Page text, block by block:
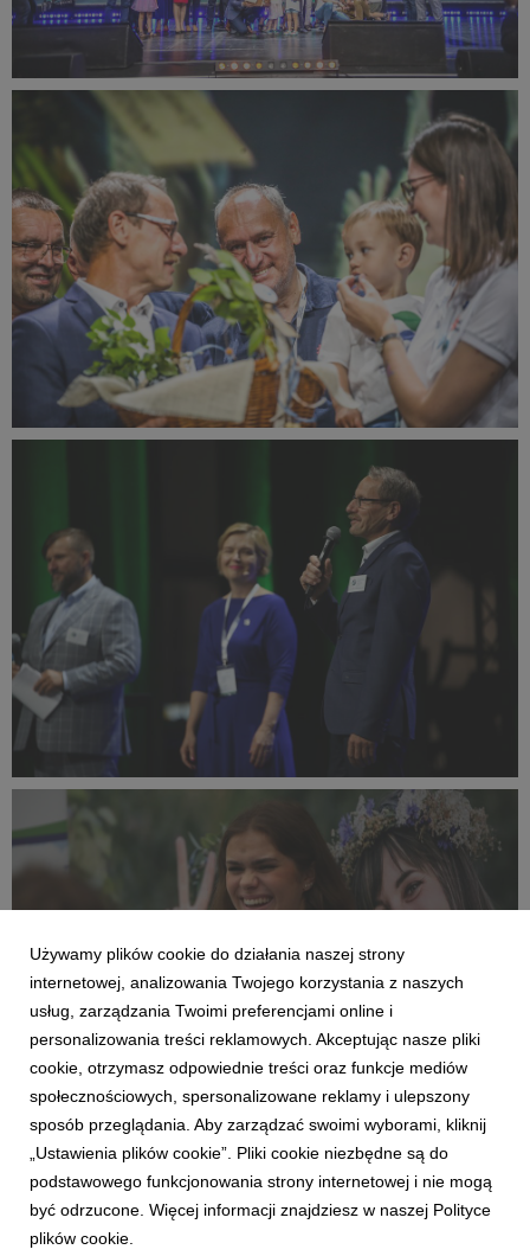
IBO Summit 2023 Season opening ceremony (5).JPEG
352 KB
IBO Summit 2023 Season opening ceremony (6).JPEG
IBO Summit 2023 Season opening ceremony (7).JPEG
IBO Summit 2023 Season opening ceremony (8).JPEG
160 KB
Używamy plików cookie do działania naszej strony
internetowej, analizowania Twojego korzystania z naszych
usług, zarządzania Twoimi preferencjami online i
personalizowania treści reklamowych. Akceptując nasze pliki
cookie, otrzymasz odpowiednie treści oraz funkcje mediów
społecznościowych, spersonalizowane reklamy i ulepszony
sposób przeglądania. Aby zarządzać swoimi wyborami, kliknij
„Ustawienia plików cookie”. Pliki cookie niezbędne są do
podstawowego funkcjonowania strony internetowej i nie mogą
być odrzucone. Więcej informacji znajdziesz w naszej Polityce
plików cookie.